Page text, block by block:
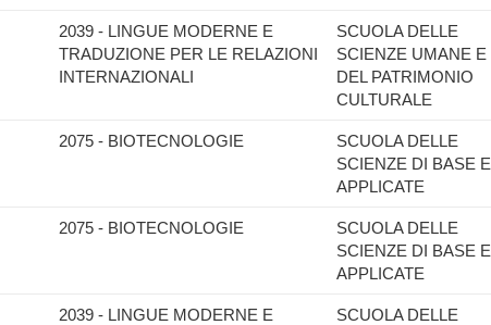
2039 - LINGUE MODERNE E
TRADUZIONE PER LE RELAZIONI
INTERNAZIONALI
SCUOLA DELLE
SCIENZE UMANE E
DEL PATRIMONIO
CULTURALE
2075 - BIOTECNOLOGIE
SCUOLA DELLE
SCIENZE DI BASE E
APPLICATE
2075 - BIOTECNOLOGIE
SCUOLA DELLE
SCIENZE DI BASE E
APPLICATE
2039 - LINGUE MODERNE E
SCUOLA DELLE